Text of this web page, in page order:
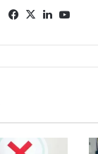
Facebook
X LinkedIn